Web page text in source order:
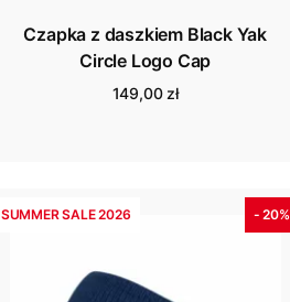
Czapka z daszkiem Black Yak
Circle Logo Cap
149,00 zł
SUMMER SALE 2026 - 20%